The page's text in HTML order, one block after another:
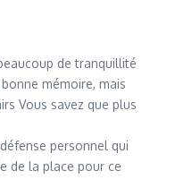
de tranquillité
mémoire, mais
Vous savez que plus
personnel qui
de la place pour ce